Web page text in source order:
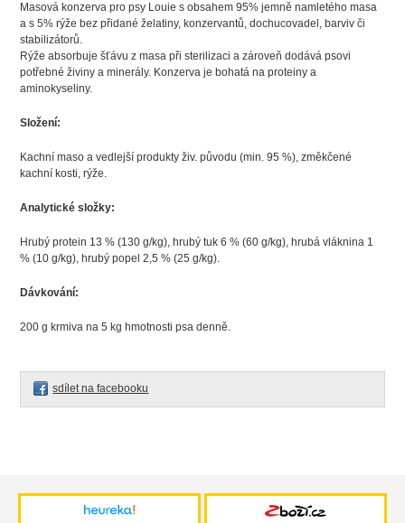
Masová konzerva pro psy Louie s obsahem 95% jemně namletého masa
a s 5% rýže bez přidané želatiny, konzervantů, dochucovadel, barviv či
stabilizátorů.
Rýže absorbuje šťávu z masa při sterilizaci a zároveň dodává psovi
potřebné živiny a minerály. Konzerva je bohatá na proteiny a
aminokyseliny.
Složení:
Kachní maso a vedlejší produkty živ. původu (min. 95 %), změkčené
kachní kosti, rýže.
Analytické složky:
Hrubý protein 13 % (130 g/kg), hrubý tuk 6 % (60 g/kg), hrubá vláknina 1
% (10 g/kg), hrubý popel 2,5 % (25 g/kg).
Dávkování:
200 g krmiva na 5 kg hmotnosti psa denně.
sdílet na facebooku